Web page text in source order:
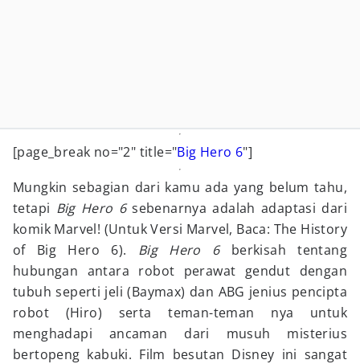
[page_break no="2" title="Big Hero 6"]
Mungkin sebagian dari kamu ada yang belum tahu,
tetapi Big Hero 6sebenarnya adalah adaptasi dari
komik Marvel! (Untuk Versi Marvel, Baca: The History
of Big Hero 6). Big Hero 6berkisah tentang
hubungan antara robot perawat gendut dengan
tubuh seperti jeli (Baymax) dan ABG jenius pencipta
robot (Hiro) serta teman-teman nya untuk
menghadapi ancaman dari musuh misterius
bertopeng kabuki. Film besutan Disney ini sangat